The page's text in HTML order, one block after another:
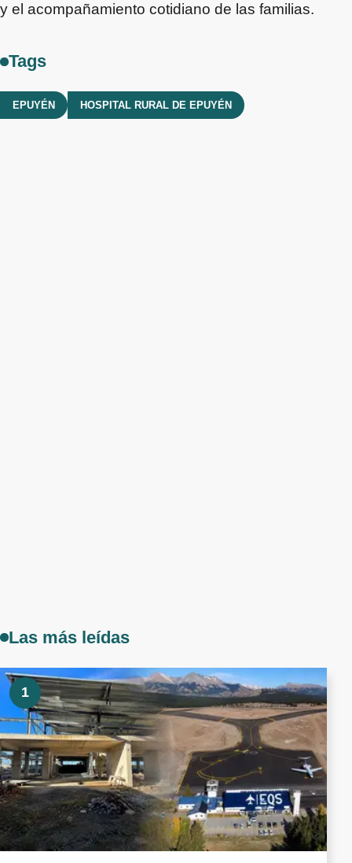
y el acompañamiento cotidiano de las familias.
Tags
EPUYÉN HOSPITAL RURAL DE EPUYÉN
Las más leídas
1